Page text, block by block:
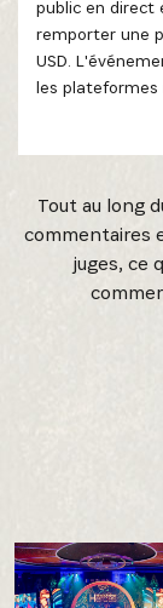
public en direct
remporter une
USD.
les plateformes
Tout au long
commentaires
juges, ce